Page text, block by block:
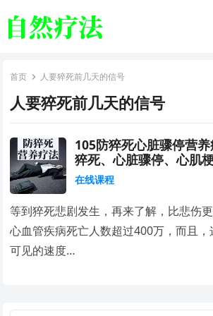
首页 人要猝死前几天的信号
人要猝死前几天的信号
105防猝死心脏骤停营
猝死、心脏骤停、心肌
险的人必须知道的方法
在线课程
等到猝死悲剧发生，再来了解，比悲伤
心血管疾病死亡人数超过400万，而且
可见的速度…